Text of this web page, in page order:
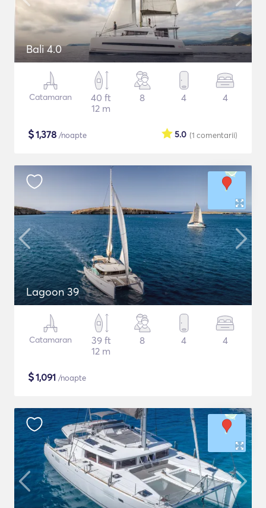
Bali 4.0
Catamaran
40 ft
12 m
8 4 4
$1,378 /noapte (1 comentarii)
5.0
Lagoon 39
Catamaran
39 ft
12 m
8 4 4
$1,091 /noapte